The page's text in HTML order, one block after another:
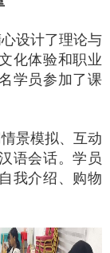
设计了理论与
化体验和职业
学员参加了课
景模拟、互动
语会话。学员
我介绍、购物